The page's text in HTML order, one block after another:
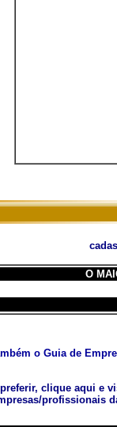
O
o Guia de
clique aqui e
profissionais